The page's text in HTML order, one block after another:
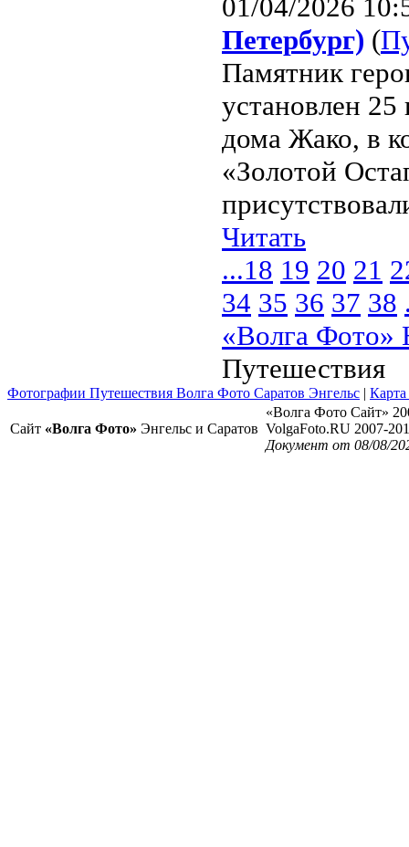
01/04/2026
Петербург) (
Памятник
установлен 25
дома Жако, в
«Золотой
Читать
...18 19 20 21
34 35 36 37 38
«Волга Фото»
Путешествия
Фотографии Путешествия Волга Фото Саратов Энгельс | Карта
Сайт «Волга Фото» Энгельс и Саратов
«Волга Фото Сайт»
VolgaFoto.RU 2007-
Документ от 08/08/